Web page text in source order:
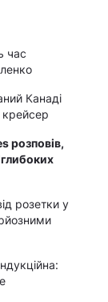
час
Канаді
розповів,
розетки у